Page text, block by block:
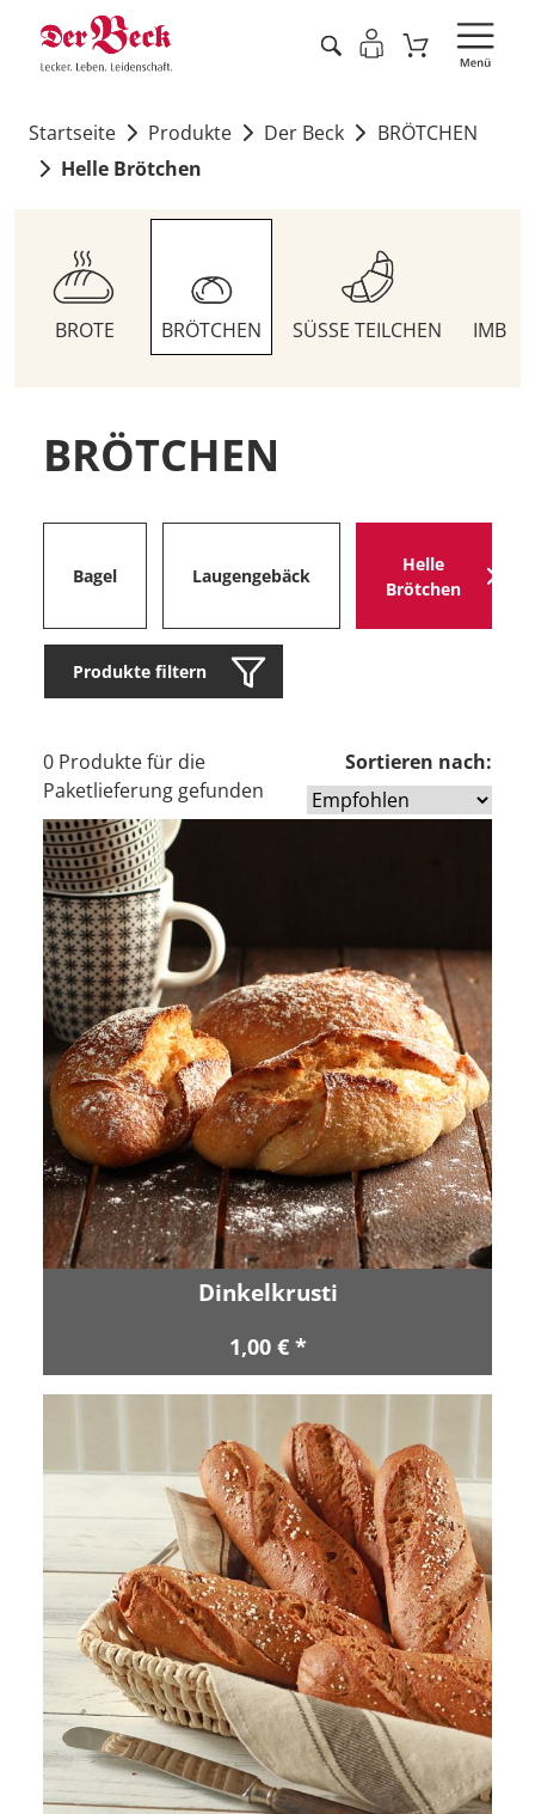
Startseite Produkte Der Beck
BRÖTCHEN
Helle Brötchen
BROTE BRÖTCHEN SÜSSE TEILCHEN
BRÖTCHEN
Bagel Laugengebäck
Helle
Brötchen
Produkte filtern
0 Produkte für die
Paketlieferung gefunden
Sortieren nach:
Dinkelkrusti
1,00 € *